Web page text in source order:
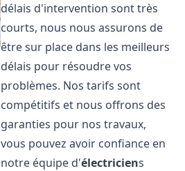
délais d'intervention sont très
courts, nous nous assurons de
être sur place dans les meilleurs
délais pour résoudre vos
problèmes. Nos tarifs sont
compétitifs et nous offrons des
garanties pour nos travaux,
vous pouvez avoir confiance en
notre équipe d'électriciens